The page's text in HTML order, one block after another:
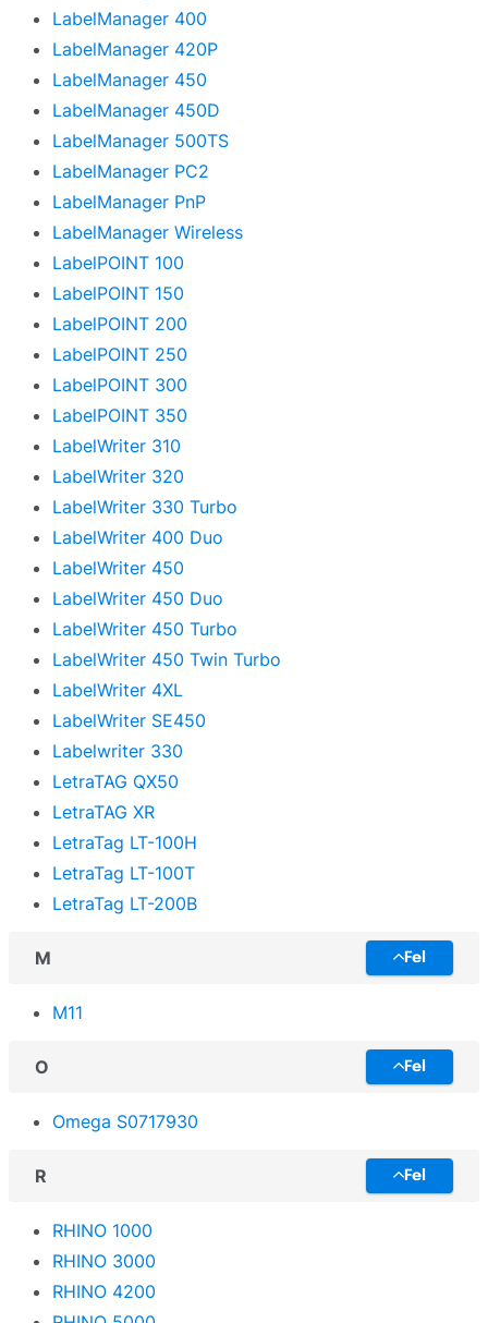
LabelManager 400
LabelManager 420P
LabelManager 450
LabelManager 450D
LabelManager 500TS
LabelManager PC2
LabelManager PnP
LabelManager Wireless
LabelPOINT 100
LabelPOINT 150
LabelPOINT 200
LabelPOINT 250
LabelPOINT 300
LabelPOINT 350
LabelWriter 310
LabelWriter 320
LabelWriter 330 Turbo
LabelWriter 400 Duo
LabelWriter 450
LabelWriter 450 Duo
LabelWriter 450 Turbo
LabelWriter 450 Twin Turbo
LabelWriter 4XL
LabelWriter SE450
Labelwriter 330
LetraTAG QX50
LetraTAG XR
LetraTag LT-100H
LetraTag LT-100T
LetraTag LT-200B
M Fel
M11
O Fel
Omega S0717930
R Fel
RHINO 1000
RHINO 3000
RHINO 4200